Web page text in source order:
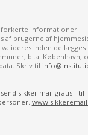
informationer.
af brugerne af
inden de lægges
bl.a. København,
Skriv til
sikker mail gratis -